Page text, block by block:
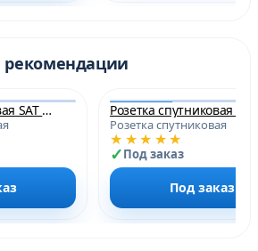
рекомендации
Розетка спутниковая SAT цвет Шампань
Розетка спутниковая
★★★★★
Под заказ
Под заказ